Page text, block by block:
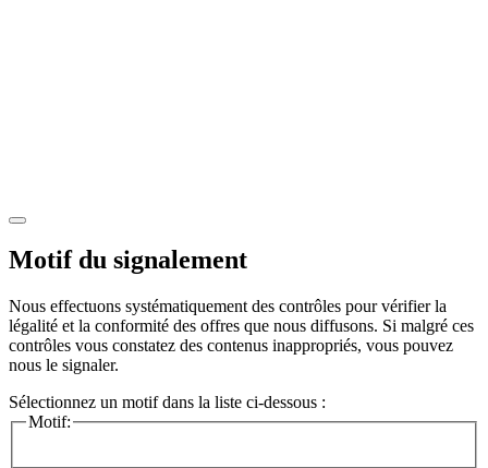
Motif du signalement
Nous effectuons systématiquement des contrôles pour vérifier la
légalité et la conformité des offres que nous diffusons. Si malgré ces
contrôles vous constatez des contenus inappropriés, vous pouvez
nous le signaler.
Sélectionnez un motif dans la liste ci-dessous :
Motif: